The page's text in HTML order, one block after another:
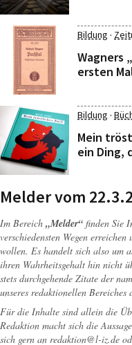
Bildung ·
Wagners
ersten
Bildung ·
Mein
ein Ding,
Melder vom
Im Bereich „Melder“ finden Sie
verschiedensten Wegen
wollen. Es handelt sich also um
ihren Wahrheitsgehalt hin nicht
stets durchgehende Zitate der
unseres redaktionellen Bereiches
Für die Inhalte sind allein die
Redaktion macht sich die
sich gern an redaktion@l-iz.de